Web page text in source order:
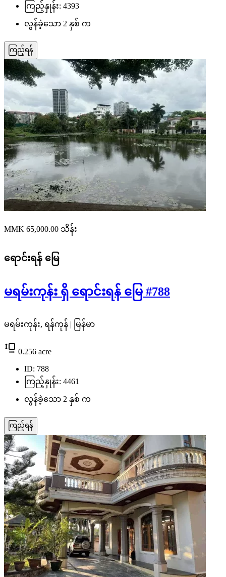
ကြည့်နှုန်း: 4393
လွန်ခဲ့သော 2 နှစ် က
ကြည့်ရန်
MMK 65,000.00 သိန်း
ရောင်းရန် မြေ
မရမ်းကုန်း ရှိ ရောင်းရန် မြေ #788
မရမ်းကုန်း, ရန်ကုန် | မြန်မာ
0.256 acre
ID: 788
ကြည့်နှုန်း: 4461
လွန်ခဲ့သော 2 နှစ် က
ကြည့်ရန်